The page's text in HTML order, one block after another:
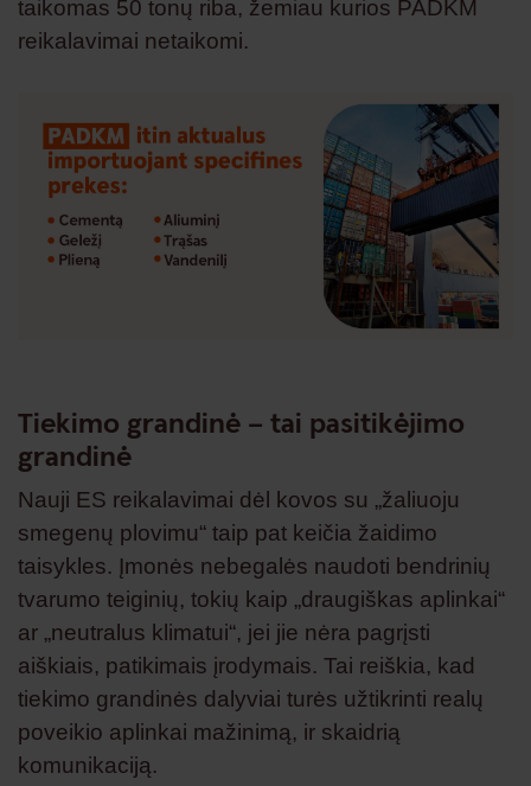
taikomas 50 tonų riba, žemiau kurios PADKM
reikalavimai netaikomi.
Tiekimo grandinė – tai pasitikėjimo
grandinė
Nauji ES reikalavimai dėl kovos su „žaliuoju
smegenų plovimu“ taip pat keičia žaidimo
taisykles. Įmonės nebegalės naudoti bendrinių
tvarumo teiginių, tokių kaip „draugiškas aplinkai“
ar „neutralus klimatui“, jei jie nėra pagrįsti
aiškiais, patikimais įrodymais. Tai reiškia, kad
tiekimo grandinės dalyviai turės užtikrinti realų
poveikio aplinkai mažinimą, ir skaidrią
komunikaciją.